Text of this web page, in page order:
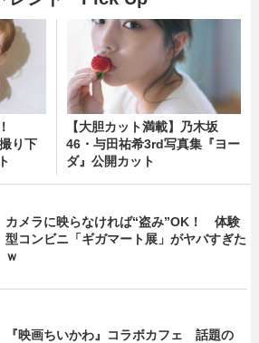
り下
【大胆カット満載】乃木坂
46・与田祐希3rd写真集『ヨー
ダ』公開カット
カメラに映らなければ“盗み”OK！ 体験
型コンビニ「ギガマート展」がヤバすぎた
ｗ
『映画ちいかわ』コラボカフェ 話題の